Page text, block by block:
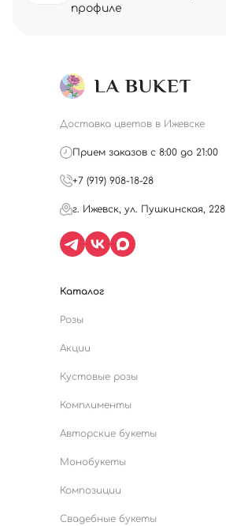
профиле
Доставка цветов в Ижевске
Прием заказов с 8:00 до 21:00
+7 (919) 908-18-28
г. Ижевск, ул. Пушкинская, 228
Каталог
Розы
Акции
Кустовые розы
Комплименты
Авторские букеты
Монобукеты
Композиции
Свадебные букеты